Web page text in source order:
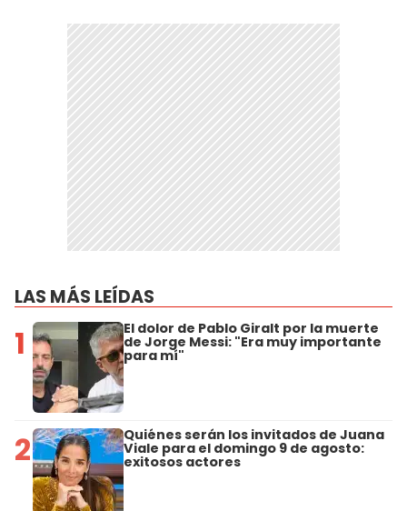
LAS MÁS LEÍDAS
1 El dolor de Pablo Giralt por la muerte
de Jorge Messi: "Era muy importante
para mí"
2 Quiénes serán los invitados de Juana
Viale para el domingo 9 de agosto:
exitosos actores